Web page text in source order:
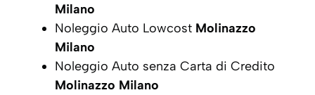
Milano
Noleggio Auto Lowcost Molinazzo
Milano
Noleggio Auto senza Carta di Credito
Molinazzo Milano